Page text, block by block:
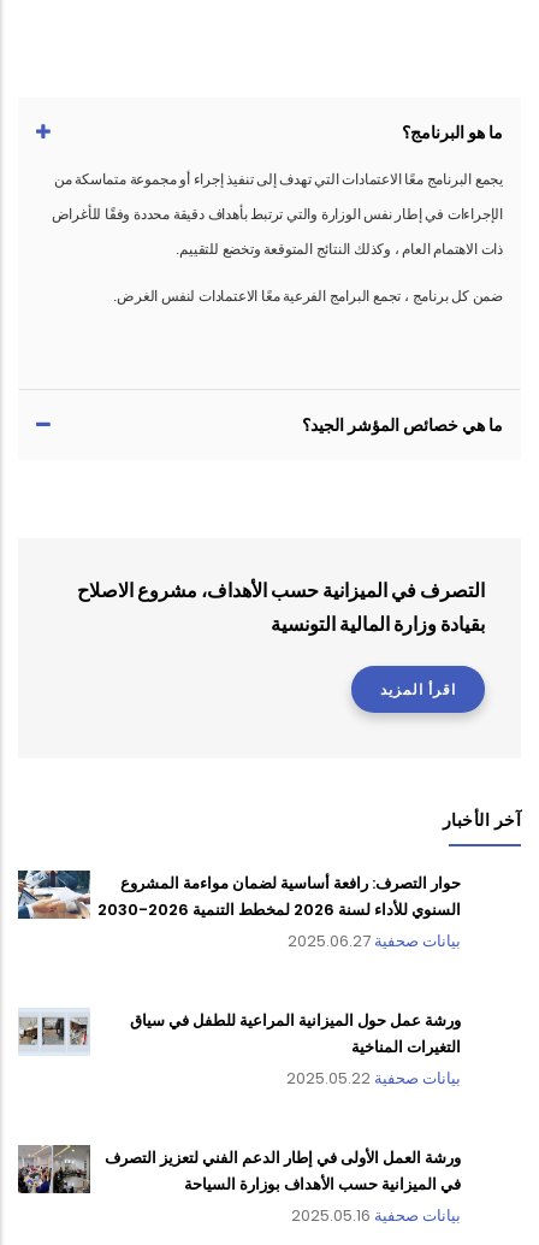
ما هو البرنامج؟
يجمع البرنامج معًا الاعتمادات التي تهدف إلى تنفيذ إجراء أو مجموعة متماسكة من
الإجراءات في إطار نفس الوزارة والتي ترتبط بأهداف دقيقة محددة وفقًا للأغراض
ذات الاهتمام العام ، وكذلك النتائج المتوقعة وتخضع للتقييم.
ضمن كل برنامج ، تجمع البرامج الفرعية معًا الاعتمادات لنفس الغرض.
ما هي خصائص المؤشر الجيد؟
التصرف في الميزانية حسب الأهداف، مشروع الاصلاح
بقيادة وزارة المالية التونسية
اقرأ المزيد
آخر الأخبار
حوار التصرف: رافعة أساسية لضمان مواءمة المشروع
السنوي للأداء لسنة 2026 لمخطط التنمية 2026-2030
بيانات صحفية 2025.06.27
ورشة عمل حول الميزانية المراعية للطفل في سياق
التغيرات المناخية
بيانات صحفية 2025.05.22
ورشة العمل الأولى في إطار الدعم الفني لتعزيز التصرف
في الميزانية حسب الأهداف بوزارة السياحة
بيانات صحفية 2025.05.16